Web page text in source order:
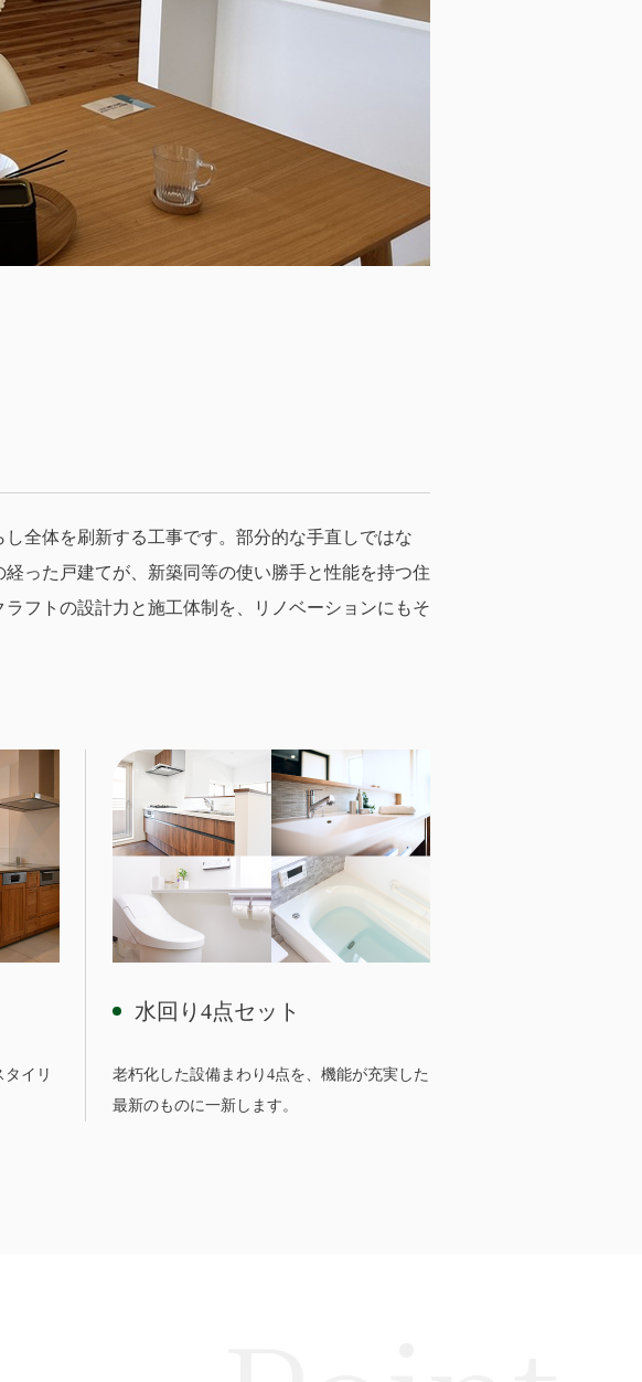
全体を刷新する工事です。部分的な手直しではな
った戸建てが、新築同等の使い勝手と性能を持つ住
フトの設計力と施工体制を、リノベーションにもそ
イリ
水回り4点セット
老朽化した設備まわり4点を、機能が充実した
最新のものに一新します。